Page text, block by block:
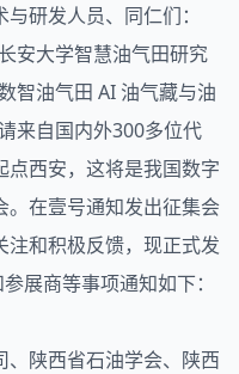
研发人员、同仁们：
安大学智慧油气田研究
智油气田 AI 油气藏与油
来自国内外300多位代
西安，这将是我国数字
。在壹号通知发出征集会
和积极反馈，现正式发
展商等事项通知如下：
、陕西省石油学会、陕西